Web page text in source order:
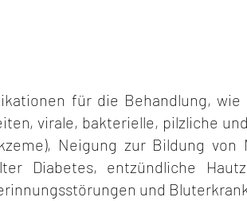
für die Behandlung, wie
virale, bakterielle, pilzliche
Neigung zur Bildung von
Diabetes, entzündliche
und